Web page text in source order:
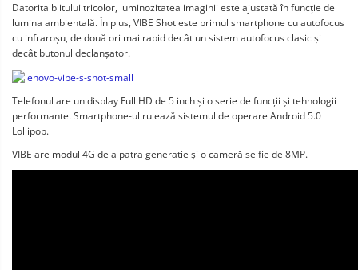
Datorita blitului tricolor, luminozitatea imaginii este ajustată în funcție de
lumina ambientală. În plus, VIBE Shot este primul smartphone cu autofocus
cu infraroșu, de două ori mai rapid decât un sistem autofocus clasic și
decât butonul declanșator.
Telefonul are un display Full HD de 5 inch și o serie de funcții și tehnologii
performante. Smartphone-ul rulează sistemul de operare Android 5.0
Lollipop.
VIBE are modul 4G de a patra generatie și o cameră selfie de 8MP.